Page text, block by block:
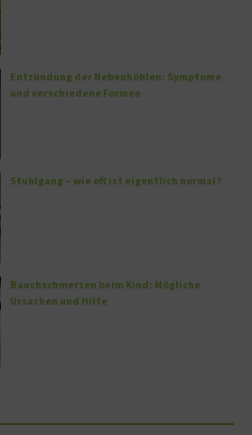
Entzündung der Nebenhöhlen: Symptome
und verschiedene Formen
Stuhlgang – wie oft ist eigentlich normal?
Bauchschmerzen beim Kind: Mögliche
Ursachen und Hilfe